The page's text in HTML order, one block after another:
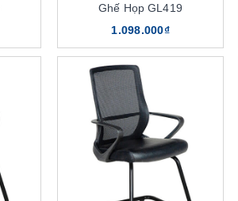
Ghế Họp GL419
1.098.000₫